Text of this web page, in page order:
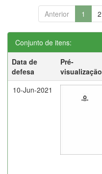
Anterior 1 2
Conjunto de itens:
Data de
defesa
Pré-
visualização
10-Jun-2021